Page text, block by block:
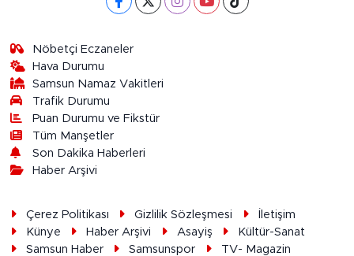
Nöbetçi Eczaneler
Hava Durumu
Samsun Namaz Vakitleri
Trafik Durumu
Puan Durumu ve Fikstür
Tüm Manşetler
Son Dakika Haberleri
Haber Arşivi
Çerez Politikası Gizlilik Sözleşmesi
İletişim
Künye
Haber Arşivi Asayiş
Kültür-Sanat
Samsun Haber
Samsunspor TV- Magazin